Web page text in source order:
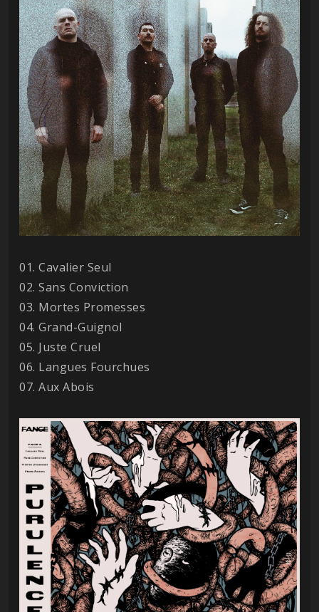
01. Cavalier Seul
02. Sans Conviction
03. Mortes Promesses
04. Grand-Guignol
05. Juste Cruel
06. Langues Fourchues
07. Aux Abois